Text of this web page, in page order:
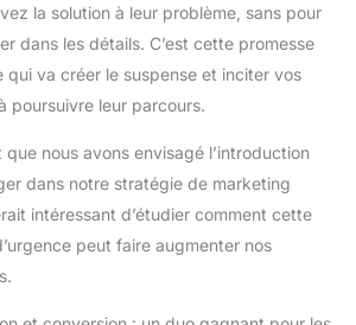
la solution à leur problème, sans pour
dans les détails. C’est cette promesse
qui va créer le suspense et inciter vos
poursuivre leur parcours.
que nous avons envisagé l’introduction
dans notre stratégie de marketing
intéressant d’étudier comment cette
peut faire augmenter nos